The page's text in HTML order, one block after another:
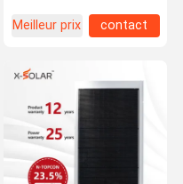
Meilleur prix contact